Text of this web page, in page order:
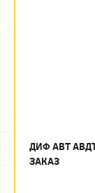
ДИФ АВТ
ЗАКАЗ